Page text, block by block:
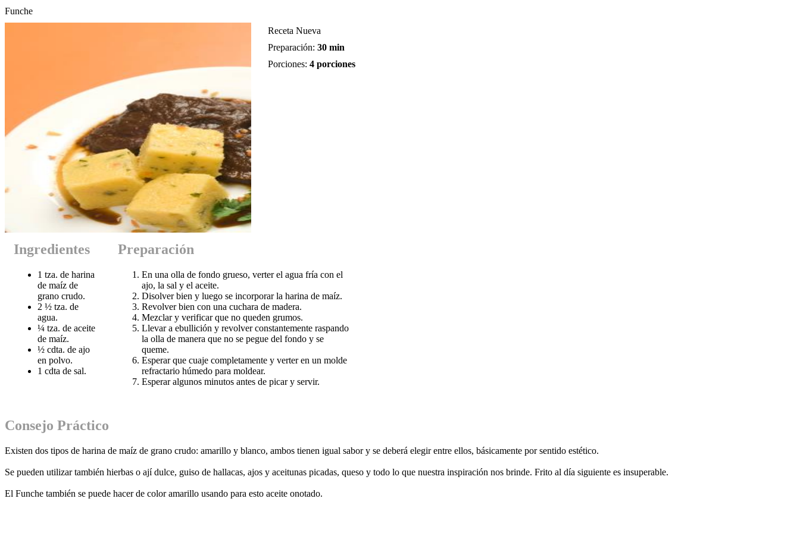
Funche
Receta Nueva
Preparación: 30 min
Porciones: 4 porciones
Ingredientes
1 tza. de harina
de maíz de
grano crudo.
2 ½ tza. de
agua.
¼ tza. de aceite
de maíz.
½ cdta. de ajo
en polvo.
1 cdta de sal.
Preparación
En una olla de fondo grueso, verter el agua fría con el
ajo, la sal y el aceite.
Disolver bien y luego se incorporar la harina de maíz.
Revolver bien con una cuchara de madera.
Mezclar y verificar que no queden grumos.
Llevar a ebullición y revolver constantemente raspando
la olla de manera que no se pegue del fondo y se
queme.
Esperar que cuaje completamente y verter en un molde
refractario húmedo para moldear.
Esperar algunos minutos antes de picar y servir.
Consejo Práctico
Existen dos tipos de harina de maíz de grano crudo: amarillo y blanco, ambos tienen igual sabor y se deberá elegir entre ellos, básicamente por sentido estético.
Se pueden utilizar también hierbas o ají dulce, guiso de hallacas, ajos y aceitunas picadas, queso y todo lo que nuestra inspiración nos brinde. Frito al día siguiente es insuperable.
El Funche también se puede hacer de color amarillo usando para esto aceite onotado.